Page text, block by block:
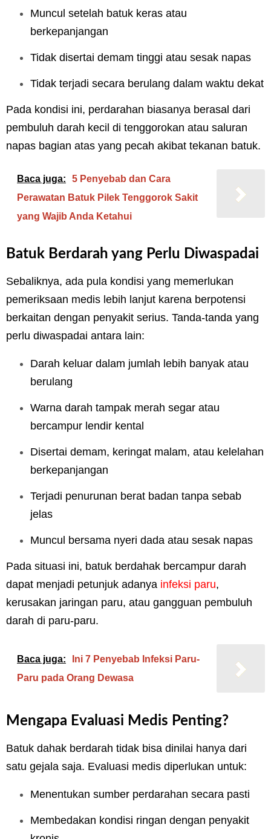
Muncul setelah batuk keras atau
berkepanjangan
Tidak disertai demam tinggi atau sesak napas
Tidak terjadi secara berulang dalam waktu dekat
Pada kondisi ini, perdarahan biasanya berasal dari
pembuluh darah kecil di tenggorokan atau saluran
napas bagian atas yang pecah akibat tekanan batuk.
Baca juga:
5 Penyebab dan Cara
Perawatan Batuk Pilek Tenggorok Sakit
yang Wajib Anda Ketahui
Batuk Berdarah yang Perlu Diwaspadai
Sebaliknya, ada pula kondisi yang memerlukan
pemeriksaan medis lebih lanjut karena berpotensi
berkaitan dengan penyakit serius. Tanda-tanda yang
perlu diwaspadai antara lain:
Darah keluar dalam jumlah lebih banyak atau
berulang
Warna darah tampak merah segar atau
bercampur lendir kental
Disertai demam, keringat malam, atau kelelahan
berkepanjangan
Terjadi penurunan berat badan tanpa sebab
jelas
Muncul bersama nyeri dada atau sesak napas
Pada situasi ini, batuk berdahak bercampur darah
dapat menjadi petunjuk adanya infeksi paru,
kerusakan jaringan paru, atau gangguan pembuluh
darah di paru-paru.
Baca juga:
Ini 7 Penyebab Infeksi Paru-
Paru pada Orang Dewasa
Mengapa Evaluasi Medis Penting?
Batuk dahak berdarah tidak bisa dinilai hanya dari
satu gejala saja. Evaluasi medis diperlukan untuk:
Menentukan sumber perdarahan secara pasti
Membedakan kondisi ringan dengan penyakit